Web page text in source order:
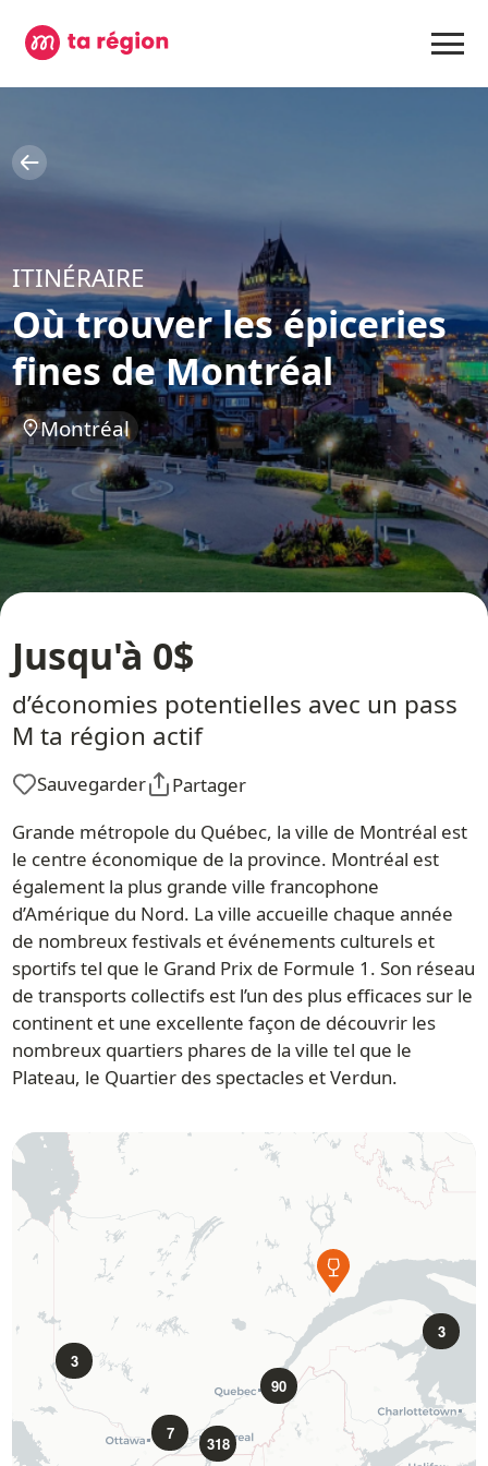
ITINÉRAIRE
Où trouver les épiceries
fines de Montréal
Montréal
Jusqu'à 0$
d’économies potentielles avec un pass
M ta région actif
Sauvegarder
Partager
Grande métropole du Québec, la ville de Montréal est
le centre économique de la province. Montréal est
également la plus grande ville francophone
d’Amérique du Nord. La ville accueille chaque année
de nombreux festivals et événements culturels et
sportifs tel que le Grand Prix de Formule 1. Son réseau
de transports collectifs est l’un des plus efficaces sur le
continent et une excellente façon de découvrir les
nombreux quartiers phares de la ville tel que le
Plateau, le Quartier des spectacles et Verdun.
3
318
3
90
7